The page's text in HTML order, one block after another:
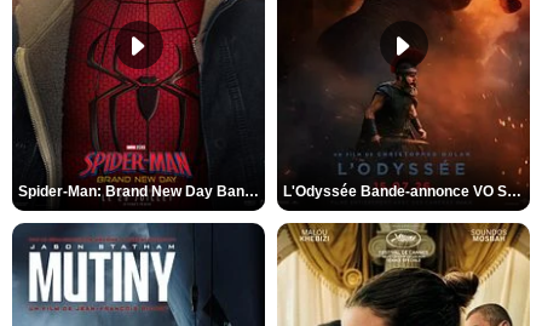
Spider-Man: Brand New Day Bande-annonce VO STFR L'Odyssée Bande-annonce VO STFR